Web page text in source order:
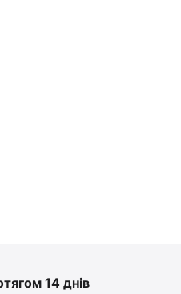
14 днів